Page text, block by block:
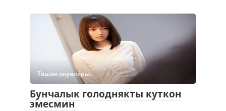
Төшөк окуялары.
Бунчалык голоднякты куткон
эмесмин